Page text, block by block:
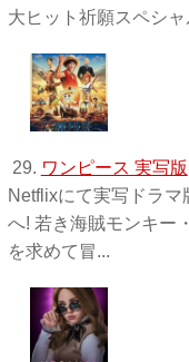
大ヒット祈願スペシャ
29. ワンピース 実写版
Netflixにて実写ドラ
へ! 若き海賊モンキー
を求めて冒...